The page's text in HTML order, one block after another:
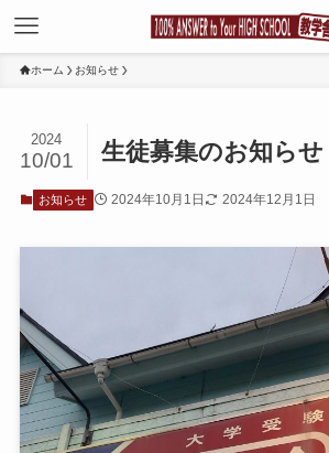
ホーム お知らせ
生徒募集のお知らせ
2024
10/01
お知らせ 2024年10月1日 2024年12月1日